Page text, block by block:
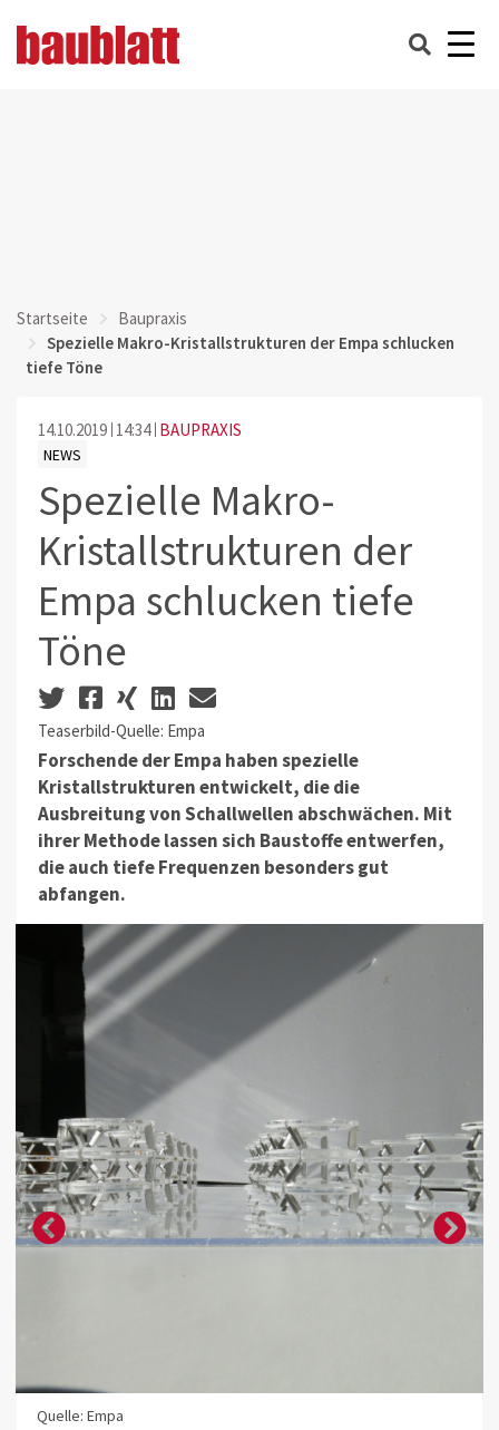
Startseite
Baupraxis
Spezielle Makro-Kristallstrukturen der Empa schlucken
tiefe Töne
14.10.2019 14:34 BAUPRAXIS
NEWS
Spezielle Makro-
Kristallstrukturen der
Empa schlucken tiefe
Töne
Teaserbild-Quelle: Empa
Forschende der Empa haben spezielle
Kristallstrukturen entwickelt, die die
Ausbreitung von Schallwellen abschwächen. Mit
ihrer Methode lassen sich Baustoffe entwerfen,
die auch tiefe Frequenzen besonders gut
abfangen.
Quelle: Empa